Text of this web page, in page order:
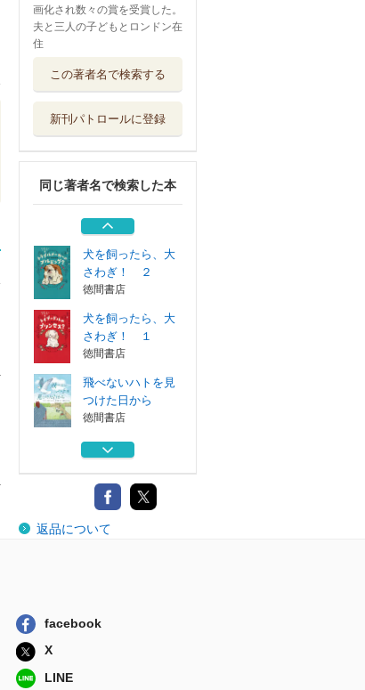
画化され数々の賞を受賞した。
夫と三人の子どもとロンドン在
住
この著者名で検索する
新刊パトロールに登録
同じ著者名で検索した本
つけた日から
マジックウッズ戦
小峰書店
マジックウッズ戦
記 ４〔下〕
小峰書店
犬を飼ったら、大
さわぎ！ ２
徳間書店
犬を飼ったら、大
さわぎ！ １
徳間書店
飛べないハトを見
つけた日から
徳間書店
マジックウッズ戦
小峰書店
マジックウッズ戦
記 ４〔下〕
返品について
facebook
X
LINE